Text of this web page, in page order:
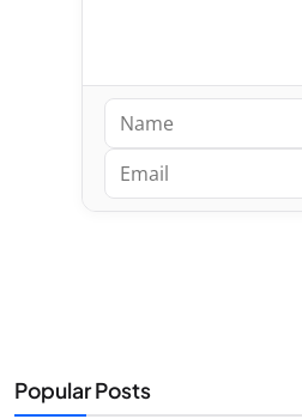
Popular Posts